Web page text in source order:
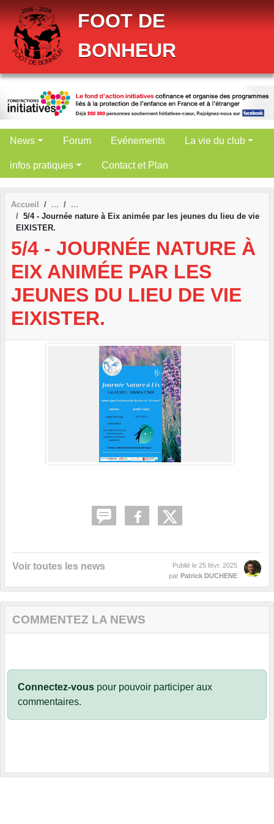
FOOT DE
BONHEUR
News Forum Evénements La vie du club
infos pratiques Contact et Plan
Accueil
5/4 - Journée nature à Eix animée par les jeunes du lieu de vie
EIXISTER.
5/4 - JOURNÉE NATURE À
EIX ANIMÉE PAR LES
JEUNES DU LIEU DE VIE
EIXISTER.
Voir toutes les news Publié le 25 févr. 2025
par Patrick DUCHENE
COMMENTEZ LA NEWS
Connectez-vous pour pouvoir participer aux
commentaires.
Panneau de gestion des cookies